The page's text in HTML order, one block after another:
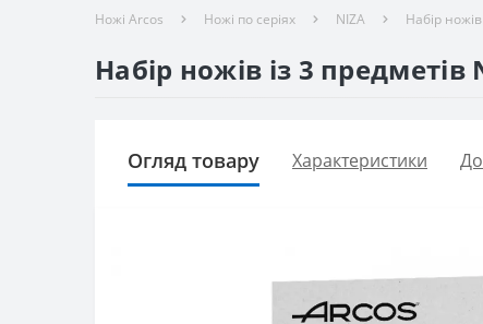
Ножі Arcos Ножі по серіях NIZA Набір
Набір ножів із 3
Огляд товару Характеристики